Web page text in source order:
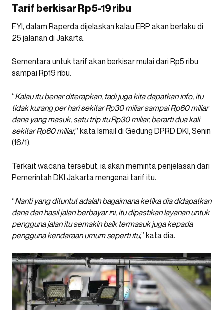
Tarif berkisar Rp5-19 ribu
FYI, dalam Raperda dijelaskan kalau ERP akan berlaku di
25 jalanan di Jakarta.
Sementara untuk tarif akan berkisar mulai dari Rp5 ribu
sampai Rp19 ribu.
“Kalau itu benar diterapkan, tadi juga kita dapatkan info, itu
tidak kurang per hari sekitar Rp30 miliar sampai Rp60 miliar
dana yang masuk, satu trip itu Rp30 miliar, berarti dua kali
sekitar Rp60 miliar,” kata Ismail di Gedung DPRD DKI, Senin
(16/1).
Terkait wacana tersebut, ia akan meminta penjelasan dari
Pemerintah DKI Jakarta mengenai tarif itu.
“Nanti yang dituntut adalah bagaimana ketika dia didapatkan
dana dari hasil jalan berbayar ini, itu dipastikan layanan untuk
pengguna jalan itu semakin baik termasuk juga kepada
pengguna kendaraan umum seperti itu,” kata dia.